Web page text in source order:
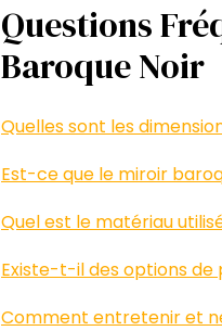
Questions
Baroque Noir
Quelles sont les
Est-ce que le miroir
Quel est le matériau
Existe-t-il des options de
Comment entretenir et